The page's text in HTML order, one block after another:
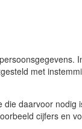
met
daarvoor nodig
cijfers en